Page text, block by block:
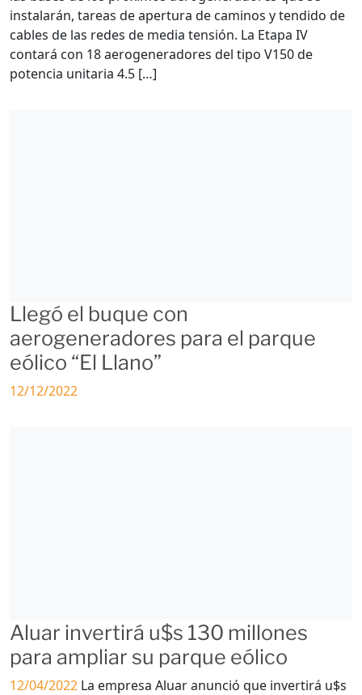
instalarán, tareas de apertura de caminos y tendido de
cables de las redes de media tensión. La Etapa IV
contará con 18 aerogeneradores del tipo V150 de
potencia unitaria 4.5 […]
Llegó el buque con
aerogeneradores para el parque
eólico “El Llano”
12/12/2022
Aluar invertirá u$s 130 millones
para ampliar su parque eólico
12/04/2022 La empresa Aluar anunció que invertirá u$s